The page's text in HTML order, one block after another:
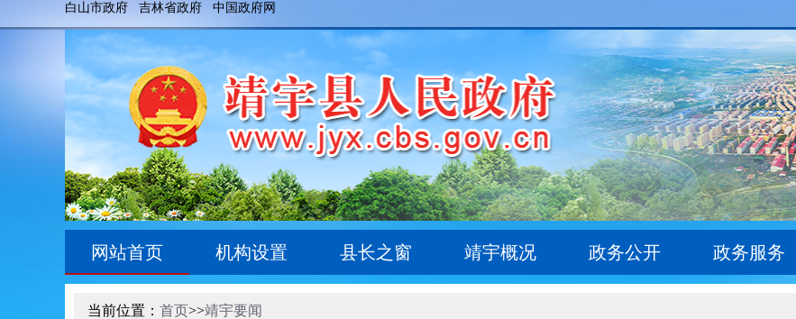
白山市政府 吉林省政府 中国政府网
网站首页 机构设置 县长之窗 靖宇概况 政务公开 政务服务
当前位置： 首页>>靖宇要闻